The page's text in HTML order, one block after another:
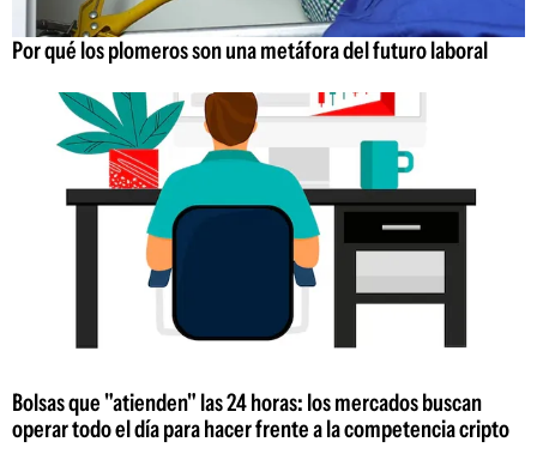
Por qué los plomeros son una metáfora del futuro laboral
Bolsas que "atienden" las 24 horas: los mercados buscan
operar todo el día para hacer frente a la competencia cripto